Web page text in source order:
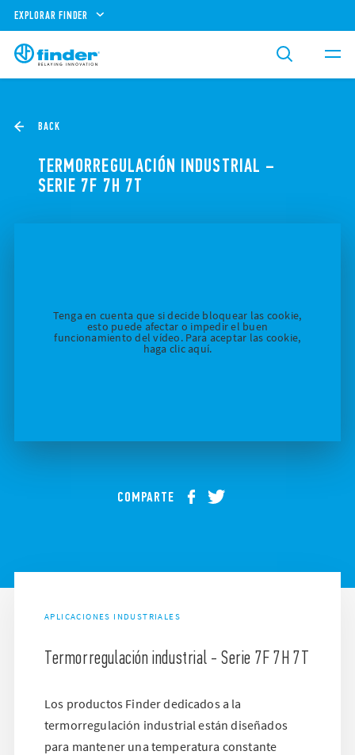
EXPLORAR FINDER
BACK
TERMORREGULACIÓN INDUSTRIAL –
SERIE 7F 7H 7T
Tenga en cuenta que si decide bloquear las cookie,
esto puede afectar o impedir el buen
funcionamiento del vídeo. Para aceptar las cookie,
haga clic aquí.
COMPARTE
APLICACIONES INDUSTRIALES
Termorregulación industrial - Serie 7F 7H 7T
Los productos Finder dedicados a la
termorregulación industrial están diseñados
para mantener una temperatura constante